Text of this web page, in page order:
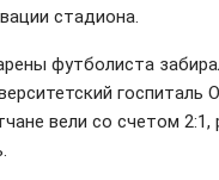
стадиона.
футболиста
госпиталь
вели со счетом 2:1,